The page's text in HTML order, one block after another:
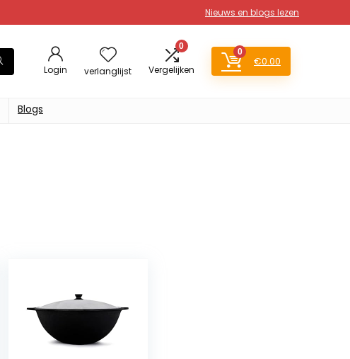
Nieuws en blogs lezen
Login verlanglijst
0
Vergelijken
0
€0.00
Blogs